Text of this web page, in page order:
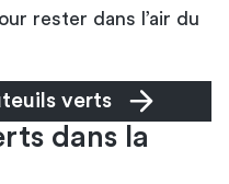
rester dans l’air du
verts
dans la